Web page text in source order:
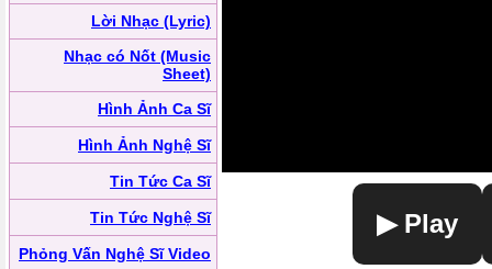
Lời Nhạc (Lyric)
Nhạc có Nốt (Music
Sheet)
Hình Ảnh Ca Sĩ
Hình Ảnh Nghệ Sĩ
Tin Tức Ca Sĩ
Tin Tức Nghệ Sĩ
Phỏng Vấn Nghệ Sĩ Video
▶ Play